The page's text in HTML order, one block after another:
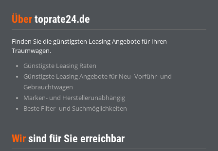
Über toprate24.de
Finden Sie die günstigsten Leasing Angebote für Ihren
Traumwagen.
Günstigste Leasing Raten
Günstigste Leasing Angebote für Neu- Vorführ- und
Gebrauchtwagen
Marken- und Herstellerunabhängig
Beste Filter- und Suchmöglichkeiten
Wir sind für Sie erreichbar